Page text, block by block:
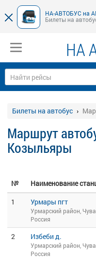
НА-АВТОБУС на
Билеты на
НА
Билеты на автобус
Маршрут
Козыльяры
№ Наименование
1
Урмары пгт
Урмарский район,
Россия
2 Избеби д.
Урмарский район,
Россия